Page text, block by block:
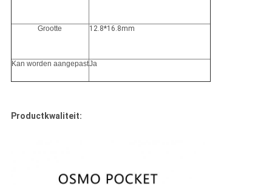
Grootte 12.8*16.8mm
Kan worden aangepastJa
Productkwaliteit: